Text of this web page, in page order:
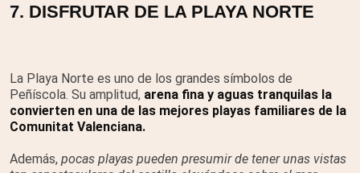
7. DISFRUTAR DE LA PLAYA NORTE
La Playa Norte es uno de los grandes símbolos de
Peñíscola. Su amplitud, arena fina y aguas tranquilas la
convierten en una de las mejores playas familiares de la
Comunitat Valenciana.
Además, pocas playas pueden presumir de tener unas vistas